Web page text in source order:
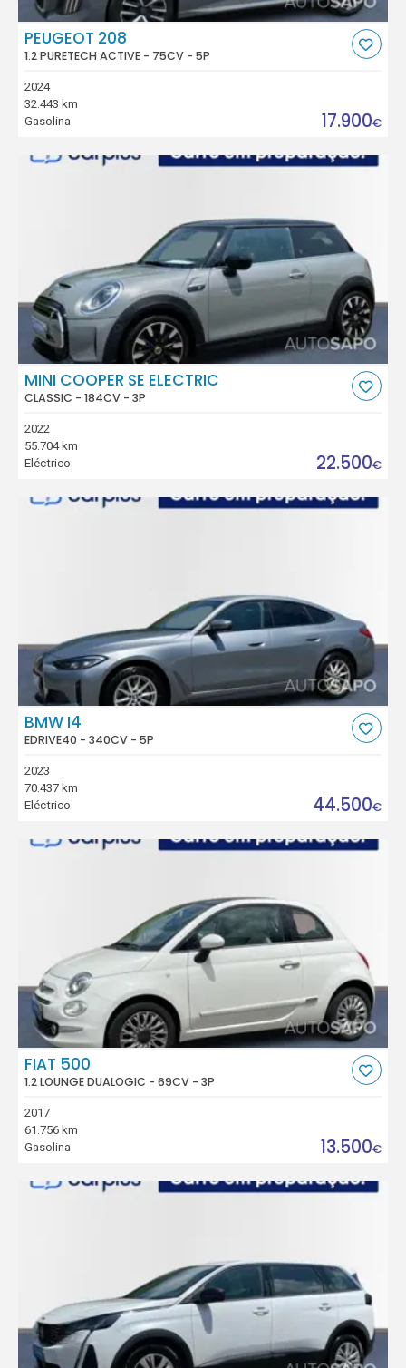
PEUGEOT 208
1.2 PURETECH ACTIVE - 75CV - 5P
2024
32.443 km
Gasolina
17.900€
MINI COOPER SE ELECTRIC
CLASSIC - 184CV - 3P
2022
55.704 km
Eléctrico
22.500€
BMW I4
EDRIVE40 - 340CV - 5P
2023
70.437 km
Eléctrico
44.500€
FIAT 500
1.2 LOUNGE DUALOGIC - 69CV - 3P
2017
61.756 km
Gasolina
13.500€